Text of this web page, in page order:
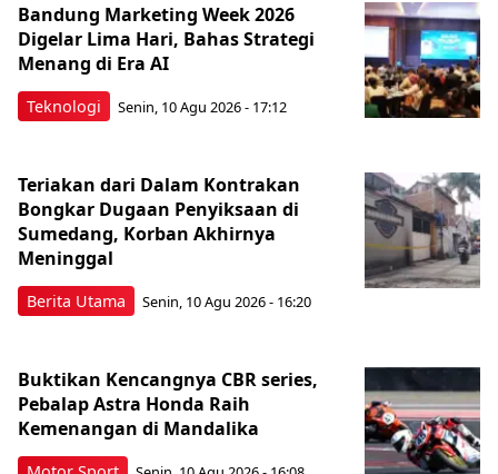
Teknologi
Bandung Marketing Week 2026
Digelar Lima Hari, Bahas Strategi
Menang di Era AI
Senin, 10 Agu 2026 - 17:12
Berita Utama
Teriakan dari Dalam Kontrakan
Bongkar Dugaan Penyiksaan di
Sumedang, Korban Akhirnya
Meninggal
Senin, 10 Agu 2026 - 16:20
Buktikan Kencangnya CBR series,
Pebalap Astra Honda Raih
Kemenangan di Mandalika